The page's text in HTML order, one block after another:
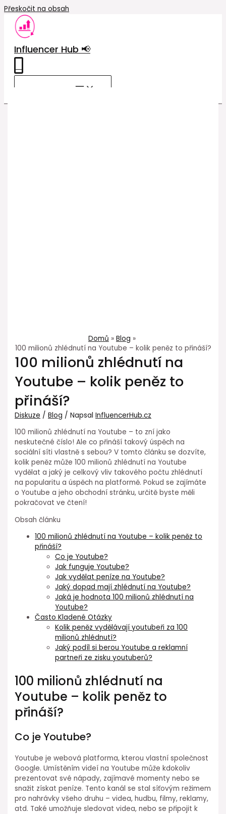
Přeskočit na obsah
Influencer Hub 📢
Domů
Blog
100 milionů zhlédnutí na Youtube – kolik peněz to přináší?
100 milionů zhlédnutí na
Youtube – kolik peněz to
přináší?
Diskuze /Blog / NapsalInfluencerHub.cz
100 milionů zhlédnutí na Youtube – to zní jako
neskutečné číslo! Ale co přináší takový úspěch na
sociální síti vlastně s sebou? V tomto článku se dozvíte,
kolik peněz může 100 milionů zhlédnutí na Youtube
vydělat a jaký je celkový vliv takového počtu zhlédnutí
na popularitu a úspěch na platformě. Pokud se zajímáte
o Youtube a jeho obchodní stránku, určitě byste měli
pokračovat ve čtení!
Obsah článku
100 milionů zhlédnutí na Youtube – kolik peněz to
přináší?
Co je Youtube?
Jak funguje Youtube?
Jak vydělat peníze na Youtube?
Jaký dopad mají zhlédnutí na Youtube?
Jaká je hodnota 100 milionů zhlédnutí na
Youtube?
Často Kladené Otázky
Kolik peněz vydělávají youtubeři za 100
milionů zhlédnutí?
Jaký podíl si berou Youtube a reklamní
partneři ze zisku youtuberů?
100 milionů zhlédnutí na
Youtube – kolik peněz to
přináší?
Co je Youtube?
Youtube je webová platforma, kterou vlastní společnost
Google. Umístěním videí na Youtube může kdokoliv
prezentovat své nápady, zajímavé momenty nebo se
snažit získat peníze. Tento kanál se stal síťovým režimem
pro nahrávky všeho druhu – videa, hudbu, filmy, reklamy,
atd. Také umožňuje sledovat videa, nebo se připojit k